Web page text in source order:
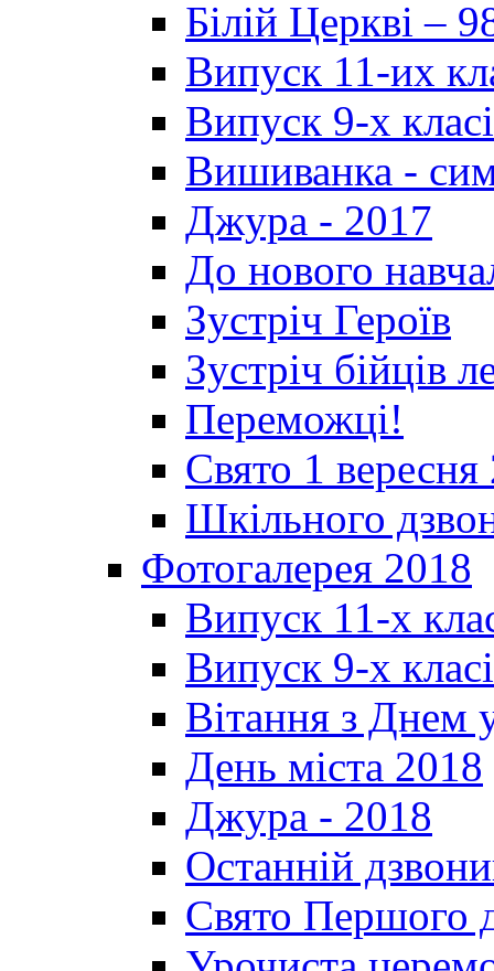
Білій Церкві –
Випуск 11-их
Випуск 9-х
Вишиванка -
Джура - 2017
До нового
Зустріч Героїв
Зустріч бійців
Переможці!
Свято 1 вересня
Шкільного
Фотогалерея 2018
Випуск 11-х
Випуск 9-х
Вітання з Днем
День міста 2018
Джура - 2018
Останній
Свято Першого